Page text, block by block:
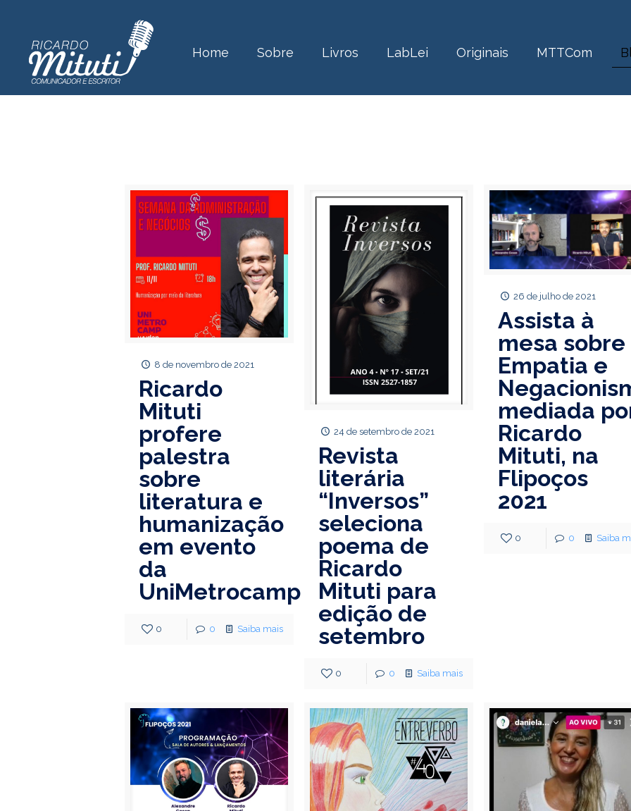
Home Sobre Livros LabLei Originais MTTCom
8 de novembro de 2021
Ricardo
Mituti
profere
palestra
sobre
literatura e
humanização
em evento
da
UniMetrocamp
0 0 Saiba mais
24 de setembro de 2021
Revista
literária
“Inversos”
seleciona
poema de
Ricardo
Mituti para
edição de
setembro
0 0 Saiba mais
26 de julho de 2021
Assista à
mesa sobre
Empatia e
mediada
Ricardo
Mituti, na
Flipoços
2021
0 0 Saiba